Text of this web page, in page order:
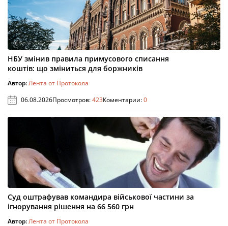
НБУ змінив правила примусового списання
коштів: що зміниться для боржників
Автор:Лента от Протокола
06.08.2026Просмотров:423Коментарии:0
Суд оштрафував командира військової частини за
ігнорування рішення на 66 560 грн
Автор:Лента от Протокола